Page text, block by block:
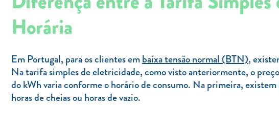
Horária
Em Portugal, para os clientes embaixa tensão normal (BTN),
Na tarifa simples de eletricidade, como visto anteriormente, o
do kWh varia conforme o horário de consumo. Na primeira, existem
horas de cheias ou horas de vazio.